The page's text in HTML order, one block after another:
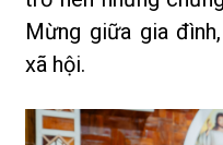
Mừng giữa gia
xã hội.